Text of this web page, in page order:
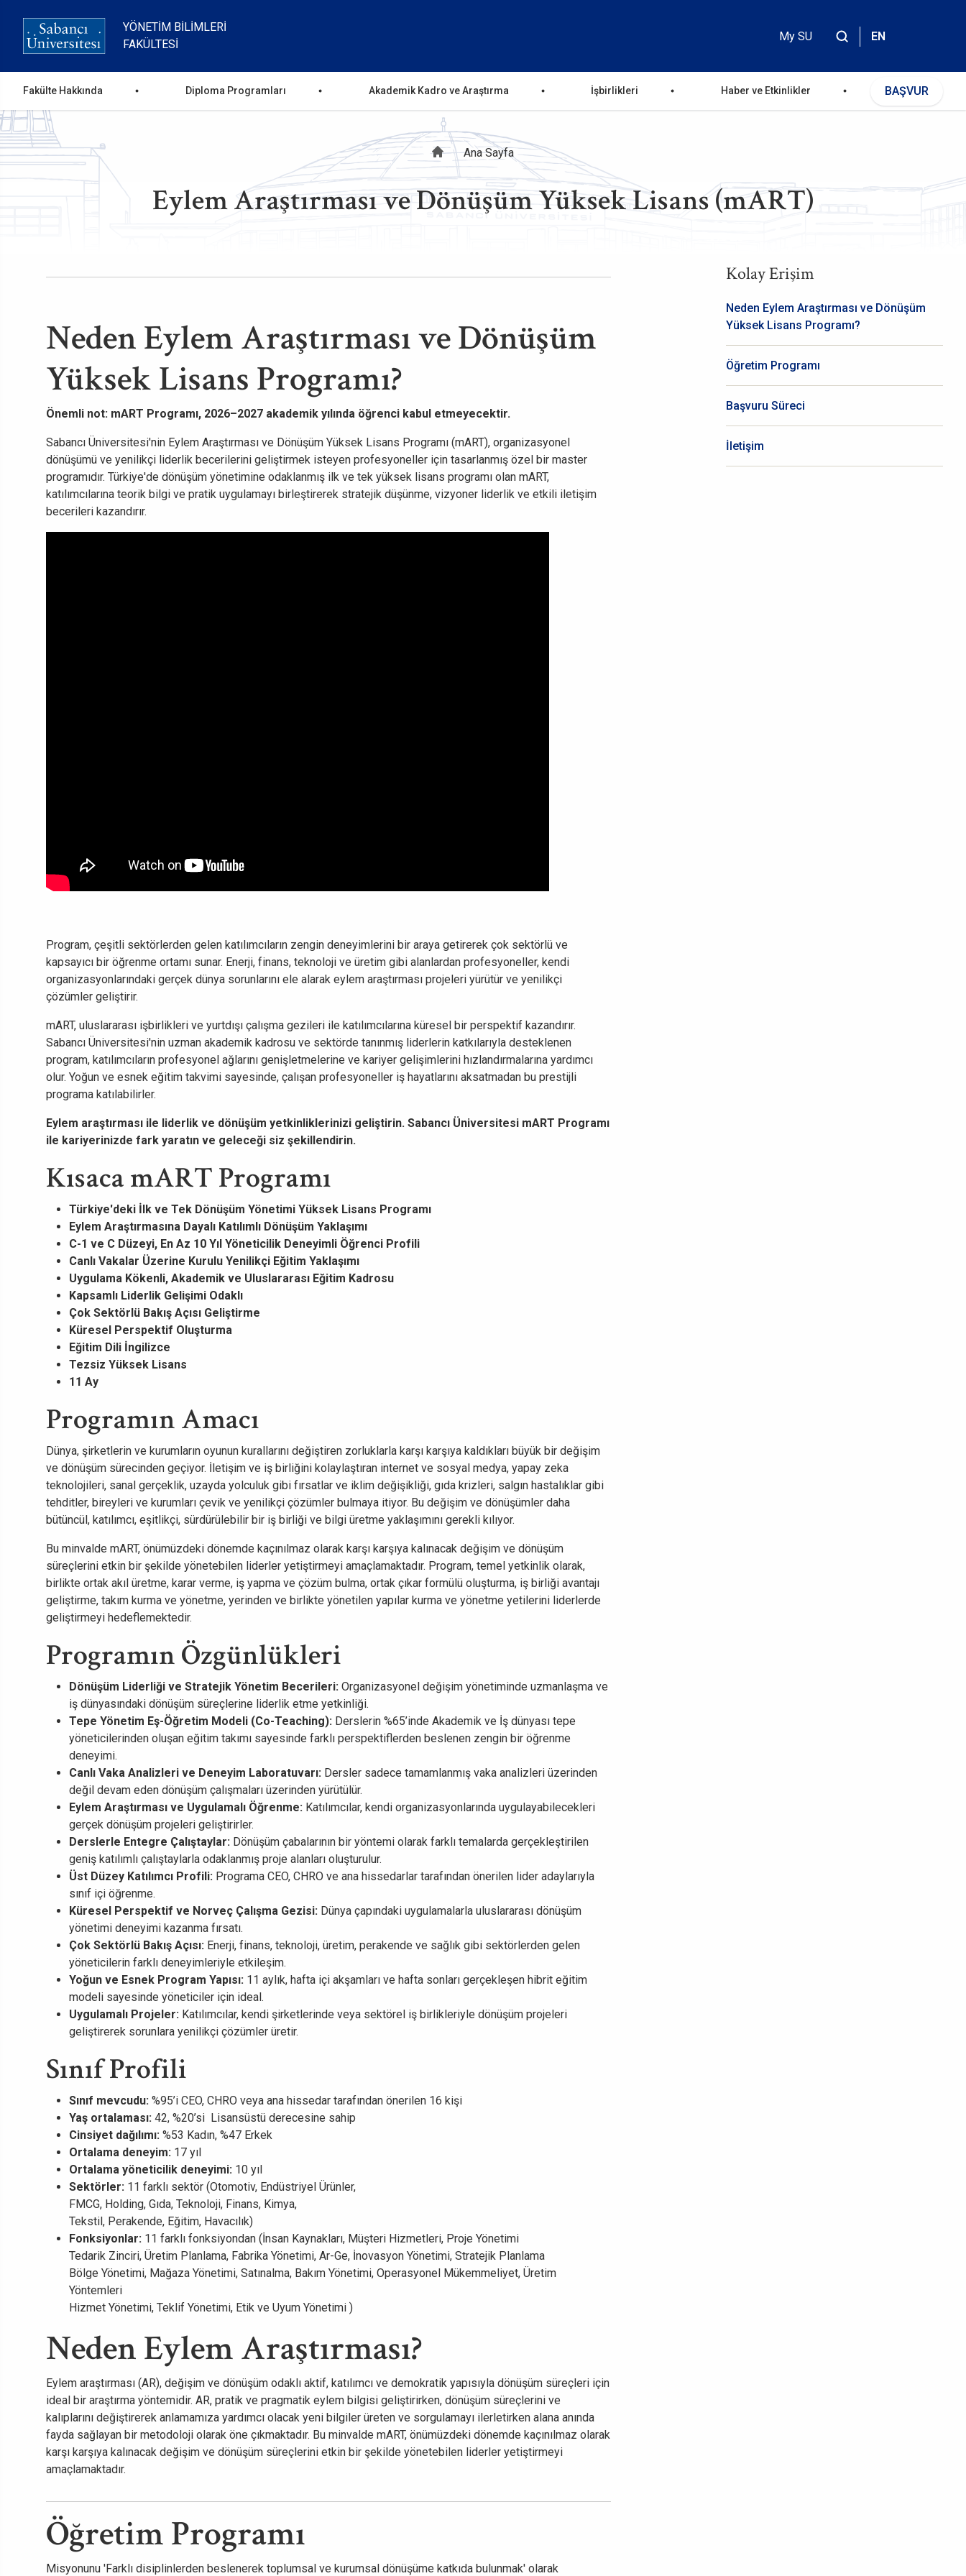
YÖNETIM BILIMLERI
FAKÜLTESI
Header
Top
My SU EN
Ana
gezinti
menüsü
Fakülte Hakkında Diploma Programları Akademik Kadro ve Araştırma İşbirlikleri Haber ve Etkinlikler BAŞVUR
Sayfa
yolu
Ana Sayfa
Eylem Araştırması ve Dönüşüm Yüksek Lisans (mART)
Neden Eylem Araştırması ve Dönüşüm
Yüksek Lisans Programı?
Önemli not: mART Programı, 2026–2027 akademik yılında öğrenci kabul etmeyecektir.
Sabancı Üniversitesi'nin Eylem Araştırması ve Dönüşüm Yüksek Lisans Programı (mART), organizasyonel
dönüşümü ve yenilikçi liderlik becerilerini geliştirmek isteyen profesyoneller için tasarlanmış özel bir master
programıdır. Türkiye'de dönüşüm yönetimine odaklanmış ilk ve tek yüksek lisans programı olan mART,
katılımcılarına teorik bilgi ve pratik uygulamayı birleştirerek stratejik düşünme, vizyoner liderlik ve etkili iletişim
becerileri kazandırır.
Program, çeşitli sektörlerden gelen katılımcıların zengin deneyimlerini bir araya getirerek çok sektörlü ve
kapsayıcı bir öğrenme ortamı sunar. Enerji, finans, teknoloji ve üretim gibi alanlardan profesyoneller, kendi
organizasyonlarındaki gerçek dünya sorunlarını ele alarak eylem araştırması projeleri yürütür ve yenilikçi
çözümler geliştirir.
mART, uluslararası işbirlikleri ve yurtdışı çalışma gezileri ile katılımcılarına küresel bir perspektif kazandırır.
Sabancı Üniversitesi'nin uzman akademik kadrosu ve sektörde tanınmış liderlerin katkılarıyla desteklenen
program, katılımcıların profesyonel ağlarını genişletmelerine ve kariyer gelişimlerini hızlandırmalarına yardımcı
olur. Yoğun ve esnek eğitim takvimi sayesinde, çalışan profesyoneller iş hayatlarını aksatmadan bu prestijli
programa katılabilirler.
Eylem araştırması ile liderlik ve dönüşüm yetkinliklerinizi geliştirin. Sabancı Üniversitesi mART Programı
ile kariyerinizde fark yaratın ve geleceği siz şekillendirin.
Kısaca mART Programı
Türkiye'deki İlk ve Tek Dönüşüm Yönetimi Yüksek Lisans Programı
Eylem Araştırmasına Dayalı Katılımlı Dönüşüm Yaklaşımı
C-1 ve C Düzeyi, En Az 10 Yıl Yöneticilik Deneyimli Öğrenci Profili
Canlı Vakalar Üzerine Kurulu Yenilikçi Eğitim Yaklaşımı
Uygulama Kökenli, Akademik ve Uluslararası Eğitim Kadrosu
Kapsamlı Liderlik Gelişimi Odaklı
Çok Sektörlü Bakış Açısı Geliştirme
Küresel Perspektif Oluşturma
Eğitim Dili İngilizce
Tezsiz Yüksek Lisans
11 Ay
Programın Amacı
Dünya, şirketlerin ve kurumların oyunun kurallarını değiştiren zorluklarla karşı karşıya kaldıkları büyük bir değişim
ve dönüşüm sürecinden geçiyor. İletişim ve iş birliğini kolaylaştıran internet ve sosyal medya, yapay zeka
teknolojileri, sanal gerçeklik, uzayda yolculuk gibi fırsatlar ve iklim değişikliği, gıda krizleri, salgın hastalıklar gibi
tehditler, bireyleri ve kurumları çevik ve yenilikçi çözümler bulmaya itiyor. Bu değişim ve dönüşümler daha
bütüncül, katılımcı, eşitlikçi, sürdürülebilir bir iş birliği ve bilgi üretme yaklaşımını gerekli kılıyor.
Bu minvalde mART, önümüzdeki dönemde kaçınılmaz olarak karşı karşıya kalınacak değişim ve dönüşüm
süreçlerini etkin bir şekilde yönetebilen liderler yetiştirmeyi amaçlamaktadır. Program, temel yetkinlik olarak,
birlikte ortak akıl üretme, karar verme, iş yapma ve çözüm bulma, ortak çıkar formülü oluşturma, iş birliği avantajı
geliştirme, takım kurma ve yönetme, yerinden ve birlikte yönetilen yapılar kurma ve yönetme yetilerini liderlerde
geliştirmeyi hedeflemektedir.
Programın Özgünlükleri
Dönüşüm Liderliği ve Stratejik Yönetim Becerileri: Organizasyonel değişim yönetiminde uzmanlaşma ve
iş dünyasındaki dönüşüm süreçlerine liderlik etme yetkinliği.
Tepe Yönetim Eş-Öğretim Modeli (Co-Teaching): Derslerin %65’inde Akademik ve İş dünyası tepe
yöneticilerinden oluşan eğitim takımı sayesinde farklı perspektiflerden beslenen zengin bir öğrenme
deneyimi.
Canlı Vaka Analizleri ve Deneyim Laboratuvarı: Dersler sadece tamamlanmış vaka analizleri üzerinden
değil devam eden dönüşüm çalışmaları üzerinden yürütülür.
Eylem Araştırması ve Uygulamalı Öğrenme: Katılımcılar, kendi organizasyonlarında uygulayabilecekleri
gerçek dönüşüm projeleri geliştirirler.
Derslerle Entegre Çalıştaylar: Dönüşüm çabalarının bir yöntemi olarak farklı temalarda gerçekleştirilen
geniş katılımlı çalıştaylarla odaklanmış proje alanları oluşturulur.
Üst Düzey Katılımcı Profili: Programa CEO, CHRO ve ana hissedarlar tarafından önerilen lider adaylarıyla
sınıf içi öğrenme.
Küresel Perspektif ve Norveç Çalışma Gezisi: Dünya çapındaki uygulamalarla uluslararası dönüşüm
yönetimi deneyimi kazanma fırsatı.
Çok Sektörlü Bakış Açısı: Enerji, finans, teknoloji, üretim, perakende ve sağlık gibi sektörlerden gelen
yöneticilerin farklı deneyimleriyle etkileşim.
Yoğun ve Esnek Program Yapısı: 11 aylık, hafta içi akşamları ve hafta sonları gerçekleşen hibrit eğitim
modeli sayesinde yöneticiler için ideal.
Uygulamalı Projeler: Katılımcılar, kendi şirketlerinde veya sektörel iş birlikleriyle dönüşüm projeleri
geliştirerek sorunlara yenilikçi çözümler üretir.
Sınıf Profili
Sınıf mevcudu: %95’i CEO, CHRO veya ana hissedar tarafından önerilen 16 kişi
Yaş ortalaması: 42, %20’si Lisansüstü derecesine sahip
Cinsiyet dağılımı: %53 Kadın, %47 Erkek
Ortalama deneyim: 17 yıl
Ortalama yöneticilik deneyimi: 10 yıl
Sektörler: 11 farklı sektör (Otomotiv, Endüstriyel Ürünler,
FMCG, Holding, Gıda, Teknoloji, Finans, Kimya,
Tekstil, Perakende, Eğitim, Havacılık)
Fonksiyonlar: 11 farklı fonksiyondan (İnsan Kaynakları, Müşteri Hizmetleri, Proje Yönetimi
Tedarik Zinciri, Üretim Planlama, Fabrika Yönetimi, Ar-Ge, İnovasyon Yönetimi, Stratejik Planlama
Bölge Yönetimi, Mağaza Yönetimi, Satınalma, Bakım Yönetimi, Operasyonel Mükemmeliyet, Üretim
Yöntemleri
Hizmet Yönetimi, Teklif Yönetimi, Etik ve Uyum Yönetimi )
Neden Eylem Araştırması?
Eylem araştırması (AR), değişim ve dönüşüm odaklı aktif, katılımcı ve demokratik yapısıyla dönüşüm süreçleri için
ideal bir araştırma yöntemidir. AR, pratik ve pragmatik eylem bilgisi geliştirirken, dönüşüm süreçlerini ve
kalıplarını değiştirerek anlamamıza yardımcı olacak yeni bilgiler üreten ve sorgulamayı ilerletirken alana anında
fayda sağlayan bir metodoloji olarak öne çıkmaktadır. Bu minvalde mART, önümüzdeki dönemde kaçınılmaz olarak
karşı karşıya kalınacak değişim ve dönüşüm süreçlerini etkin bir şekilde yönetebilen liderler yetiştirmeyi
amaçlamaktadır.
Öğretim Programı
Misyonunu 'Farklı disiplinlerden beslenerek toplumsal ve kurumsal dönüşüme katkıda bulunmak' olarak
Kolay Erişim
Neden Eylem Araştırması ve Dönüşüm
Yüksek Lisans Programı?
Öğretim Programı
Başvuru Süreci
İletişim